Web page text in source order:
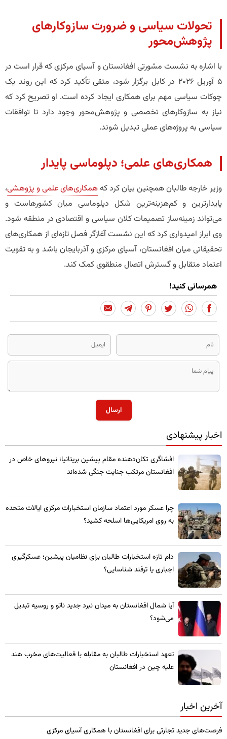
تحولات سیاسی و ضرورت سازوکارهای
پژوهش‌محور
با اشاره به نشست مشورتی افغانستان و آسیای مرکزی که قرار است در
5 آوریل 2026 در کابل برگزار شود، متقی تأکید کرد که این روند یک
چوکات سیاسی مهم برای همکاری ایجاد کرده است. او تصریح کرد که
نیاز به سازوکارهای تخصصی و پژوهش‌محور وجود دارد تا توافقات
سیاسی به پروژه‌های عملی تبدیل شوند.
همکاری‌های علمی؛ دپلوماسی پایدار
وزیر خارجه طالبان همچنین بیان کرد کههمکاری‌های علمی و پژوهشی،
پایدارترین و کم‌هزینه‌ترین شکل دپلوماسی میان کشورهاست و
می‌تواند زمینه‌ساز تصمیمات کلان سیاسی و اقتصادی در منطقه شود.
وی ابراز امیدواری کرد که این نشست آغازگر فصل تازه‌ای از همکاری‌های
تحقیقاتی میان افغانستان، آسیای مرکزی و آذربایجان باشد و به تقویت
اعتماد متقابل و گسترش اتصال منطقوی کمک کند.
همرسانی کنید!
ارسال
اخبار پیشنهادی
​افشاگری تکان‌دهنده مقام پیشین بریتانیا؛ نیروهای خاص در
افغانستان مرتکب جنایت جنگی شده‌اند
چرا عسکر مورد اعتماد سازمان استخبارات مرکزی ایالات متحده
به روی امریکایی‌ها اسلحه کشید؟
​دام تازه استخبارات طالبان برای نظامیان پیشین؛ عسکرگیری
اجباری یا ترفند شناسایی؟
​آیا شمال افغانستان به میدان نبرد جدید ناتو و روسیه تبدیل
می‌شود؟
تعهد استخبارات طالبان به مقابله با فعالیت‌های مخرب هند
علیه چین در افغانستان
آخرین اخبار
فرصت‌های جدید تجارتی برای افغانستان با همکاری آسیای مرکزی